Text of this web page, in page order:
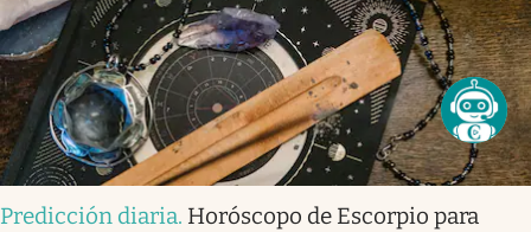
Predicción diaria. Horóscopo de Escorpio para